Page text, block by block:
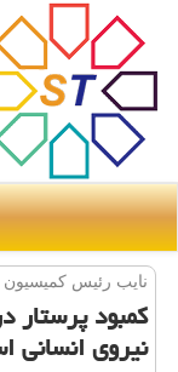
نایب رئیس
كمبود پرستار
نیروی انسانی